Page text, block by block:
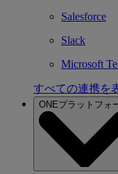
Salesforce
Slack
Microsoft
すべての連携を
ONEプラットフォ